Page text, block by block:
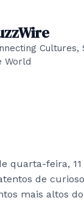
Cultures,
World
quarta-feira,
de
mais altos